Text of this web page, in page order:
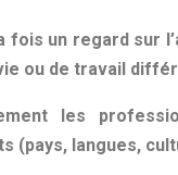
fois un regard sur
ou de travail
les
(pays, langues,